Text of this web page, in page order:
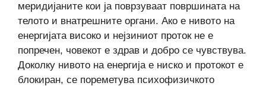
меридијаните кои ја поврзуваат површината на
телото и внатрешните органи. Ако е нивото на
енергијата високо и нејзиниот проток не е
попречен, човекот е здрав и добро се чувствува.
Доколку нивото на енергија е ниско и протокот е
блокиран, се пореметува психофизичкото